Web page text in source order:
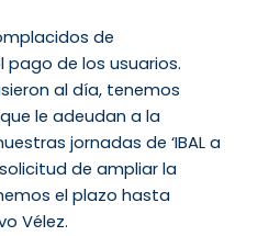
de
de los usuarios.
al día, tenemos
le adeudan a la
jornadas de ‘IBAL a
de ampliar la
el plazo hasta
Vélez.